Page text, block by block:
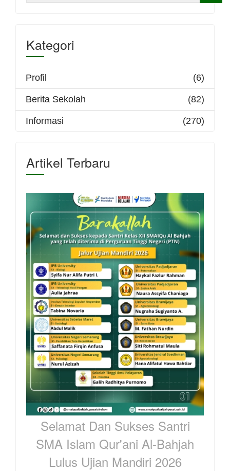
Kategori
Profil (6)
Berita Sekolah (82)
Informasi (270)
Artikel Terbaru
Selamat Dan Sukses Santri
SMA Islam Qur'ani Al-Bahjah
Lulus Ujian Mandiri 2026